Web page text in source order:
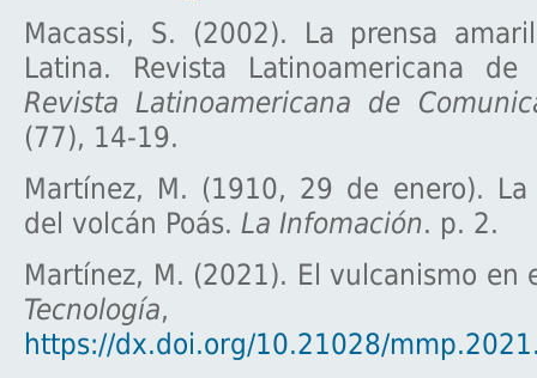
Macassi, S. (2002). La prensa
Latina. Revista Latinoamericana de
Revista Latinoamericana de
(77), 14-19.
Martínez, M. (1910, 29 de enero). La
del volcán Poás. La Infomación. p. 2.
Martínez, M. (2021). El vulcanismo en
Tecnología,
https://dx.doi.org/10.21028/